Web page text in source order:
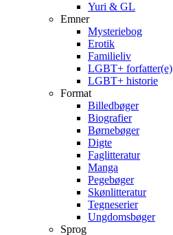
Yuri & GL
Emner
Mysteriebog
Erotik
Familieliv
LGBT+ forfatter(e)
LGBT+ historie
Format
Billedbøger
Biografier
Børnebøger
Digte
Faglitteratur
Manga
Pegebøger
Skønlitteratur
Tegneserier
Ungdomsbøger
Sprog